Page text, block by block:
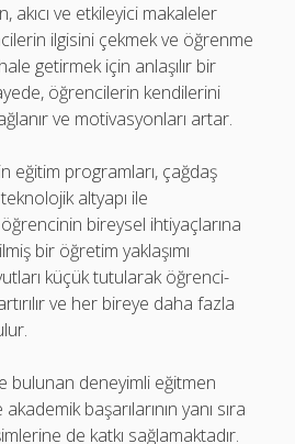
akıcı ve etkileyici makaleler
ilgisini çekmek ve öğrenme
getirmek için anlaşılır bir
öğrencilerin kendilerini
ve motivasyonları artar.
eğitim programları, çağdaş
altyapı ile
bireysel ihtiyaçlarına
bir öğretim yaklaşımı
küçük tutularak öğrenci-
ve her bireye daha fazla
bulunan deneyimli eğitmen
başarılarının yanı sıra
de katkı sağlamaktadır.